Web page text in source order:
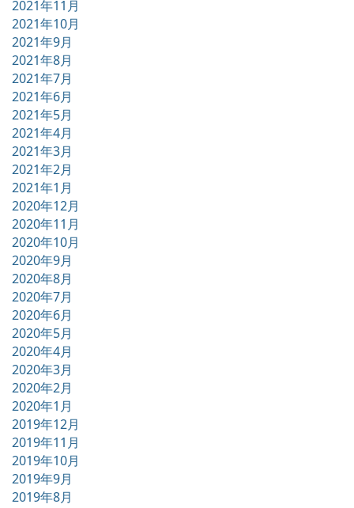
2021年11月
2021年10月
2021年9月
2021年8月
2021年7月
2021年6月
2021年5月
2021年4月
2021年3月
2021年2月
2021年1月
2020年12月
2020年11月
2020年10月
2020年9月
2020年8月
2020年7月
2020年6月
2020年5月
2020年4月
2020年3月
2020年2月
2020年1月
2019年12月
2019年11月
2019年10月
2019年9月
2019年8月